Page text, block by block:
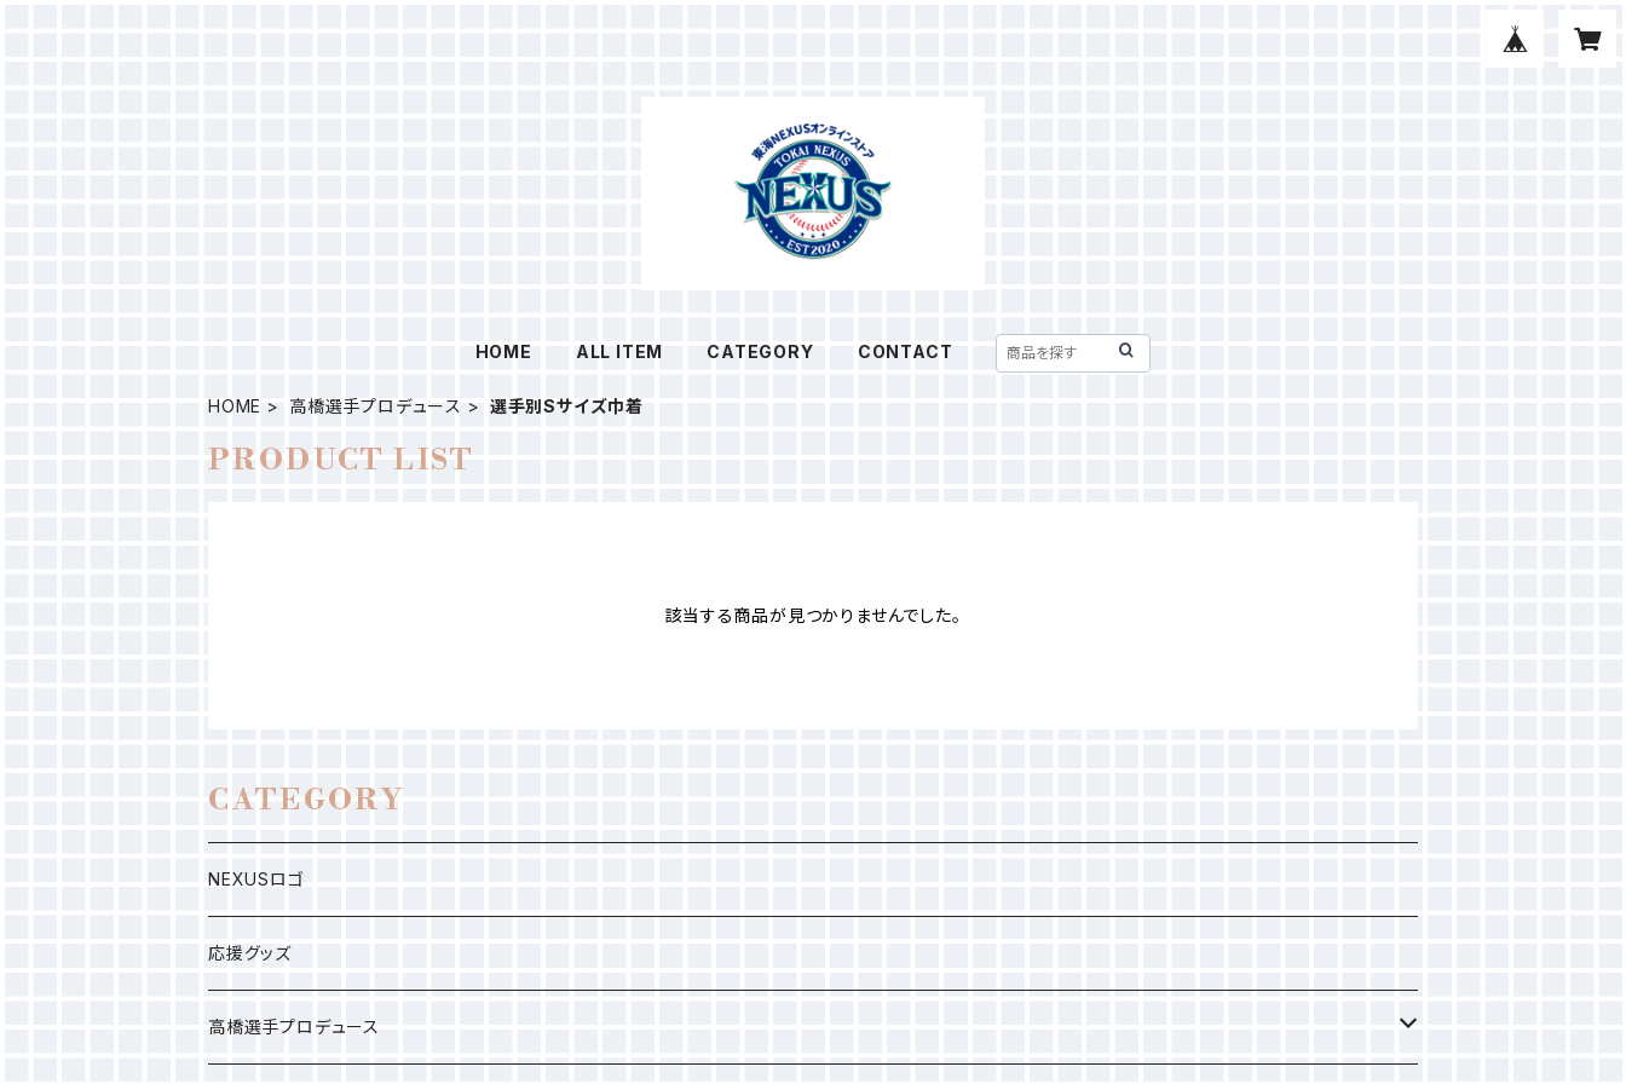
HOME ALL ITEM CATEGORY CONTACT
HOME 高橋選手プロデュース 選手別Sサイズ巾着
PRODUCT LIST
該当する商品が見つかりませんでした。
CATEGORY
NEXUSロゴ
応援グッズ
高橋選手プロデュース